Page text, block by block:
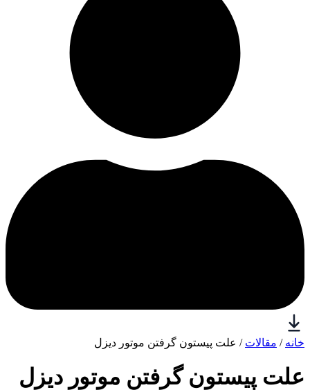
خانه / مقالات / علت پیستون گرفتن موتور دیزل
علت پیستون گرفتن موتور دیزل